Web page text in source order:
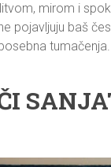
mirom i
pojavljuju baš